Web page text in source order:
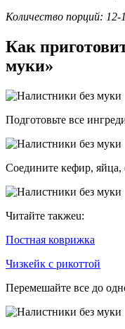
Количество порций: 12-
Как
муки»
Подготовьте все
Соедините кефир, яйца,
Читайте такжеu:
Постная коврижка
Чизкейк с рикоттой
Перемешайте все до